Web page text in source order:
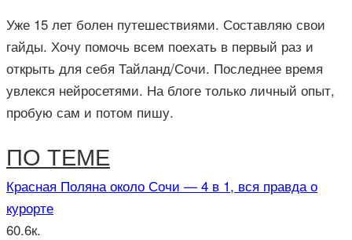
Уже 15 лет болен путешествиями. Составляю свои
гайды. Хочу помочь всем поехать в первый раз и
открыть для себя Тайланд/Сочи. Последнее время
увлекся нейросетями. На блоге только личный опыт,
пробую сам и потом пишу.
ПО ТЕМЕ
Красная Поляна около Сочи — 4 в 1, вся правда о
курорте
60.6к.